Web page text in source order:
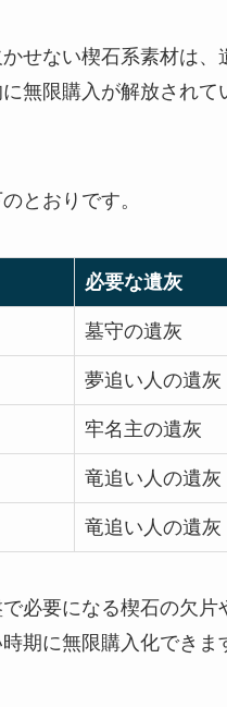
せない楔石系素材は、
無限購入が解放されて
とおりです。
必要な遺灰
墓守の遺灰
夢追い人の遺灰
牢名主の遺灰
竜追い人の遺灰
竜追い人の遺灰
必要になる楔石の欠片
期に無限購入化できま